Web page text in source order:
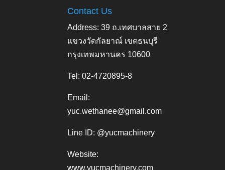
Contact Us
Address: 39 ถ.เทศบาลสาย 2
แขวงวัดกัลยาณ์ เขตธนบุรี
กรุงเทพมหานคร 10600
Tel: 02-4720895-8
Email:
yuc.wethanee@gmail.com
Line ID: @yucmachinery
Website:
www.yucmachinery.com